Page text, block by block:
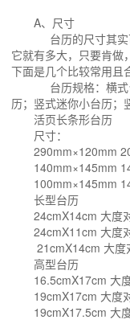
A、尺寸
台历的尺寸其实
它就有多大，只要肯做
下面是几个比较常用且
台历规格：横式
历；竖式迷你小台历；
活页长条形台历
尺寸：
290mm×120mm
140mm×145mm
100mm×145mm
长型台历
24cmX14cm 大度
24cmX11cm 大度
21cmX14cm 大
高型台历
16.5cmX17cm 大
19cmX17cm 大度
19cmX17.5cm 大